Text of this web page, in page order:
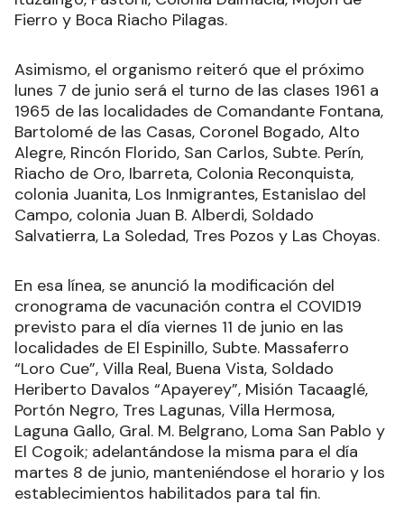
Fierro y Boca Riacho Pilagas.
Asimismo, el organismo reiteró que el próximo
lunes 7 de junio será el turno de las clases 1961 a
1965 de las localidades de Comandante Fontana,
Bartolomé de las Casas, Coronel Bogado, Alto
Alegre, Rincón Florido, San Carlos, Subte. Perín,
Riacho de Oro, Ibarreta, Colonia Reconquista,
colonia Juanita, Los Inmigrantes, Estanislao del
Campo, colonia Juan B. Alberdi, Soldado
Salvatierra, La Soledad, Tres Pozos y Las Choyas.
En esa línea, se anunció la modificación del
cronograma de vacunación contra el COVID19
previsto para el día viernes 11 de junio en las
localidades de El Espinillo, Subte. Massaferro
“Loro Cue”, Villa Real, Buena Vista, Soldado
Heriberto Davalos “Apayerey”, Misión Tacaaglé,
Portón Negro, Tres Lagunas, Villa Hermosa,
Laguna Gallo, Gral. M. Belgrano, Loma San Pablo y
El Cogoik; adelantándose la misma para el día
martes 8 de junio, manteniéndose el horario y los
establecimientos habilitados para tal fin.